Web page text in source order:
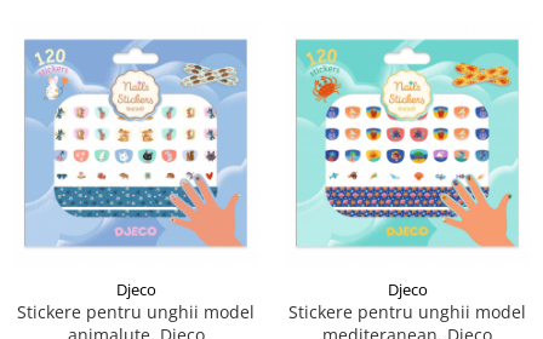
Djeco
Stickere pentru unghii model
Djeco
Stickere pentru unghii model